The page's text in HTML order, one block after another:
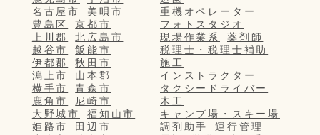
名古屋市
美唄市
豊島区
京都市
上川郡
北広島市
越谷市
飯能市
伊都郡
秋田市
潟上市
山本郡
横手市
青森市
鹿角市
尼崎市
大野城市
福知山市
姫路市
田辺市
重機オペレーター
フォトスタジオ
現場作業系
薬剤師
税理士・税理士補助
施工
インストラクター
タクシードライバー
木工
キャンプ場・スキー場
調剤助手
運行管理